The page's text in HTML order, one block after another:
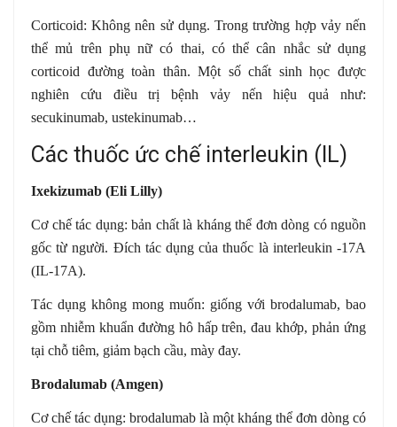
Corticoid: Không nên sử dụng. Trong trường hợp vảy nến
thể mủ trên phụ nữ có thai, có thể cân nhắc sử dụng
corticoid đường toàn thân. Một số chất sinh học được
nghiên cứu điều trị bệnh vảy nến hiệu quả như:
secukinumab, ustekinumab…
Các thuốc ức chế interleukin (IL)
Ixekizumab (Eli Lilly)
Cơ chế tác dụng: bản chất là kháng thể đơn dòng có nguồn
gốc từ người. Đích tác dụng của thuốc là interleukin -17A
(IL-17A).
Tác dụng không mong muốn: giống với brodalumab, bao
gồm nhiễm khuẩn đường hô hấp trên, đau khớp, phản ứng
tại chỗ tiêm, giảm bạch cầu, mày đay.
Brodalumab (Amgen)
Cơ chế tác dụng: brodalumab là một kháng thể đơn dòng có